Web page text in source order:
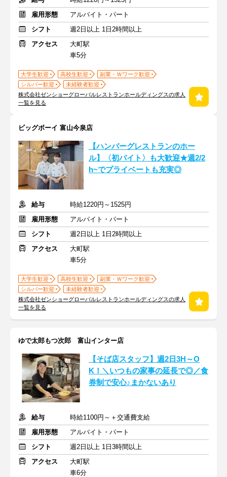
雇用形態
アルバイト・パート
シフト
週2日以上 1日2時間以上
アクセス
大町駅
車5分
大学生歓迎 高校生歓迎
副業・Ｗワーク歓迎
シルバー歓迎
未経験者歓迎
株式会社ゼンショーグローバルレストランホールディングスの求人
一覧を見る
ビッグボーイ 富山今泉店
【ハンバーグレストランのホー
ル】〈初バイト〉も大歓迎★週2/2
h~でプライベートも充実◎
給与
時給1220円～1525円
雇用形態
アルバイト・パート
シフト
週2日以上 1日2時間以上
アクセス
大町駅
車5分
大学生歓迎 高校生歓迎
副業・Ｗワーク歓迎
シルバー歓迎
未経験者歓迎
株式会社ゼンショーグローバルレストランホールディングスの求人
一覧を見る
ゆで太郎もつ次郎 富山インター店
【そば店スタッフ】週2日3H～O
K！＼いつもの家事の延長で◎／食
券制で安心♪まかないあり
給与
時給1100円～＋交通費支給
雇用形態
アルバイト・パート
シフト
週2日以上 1日3時間以上
アクセス
大町駅
車6分